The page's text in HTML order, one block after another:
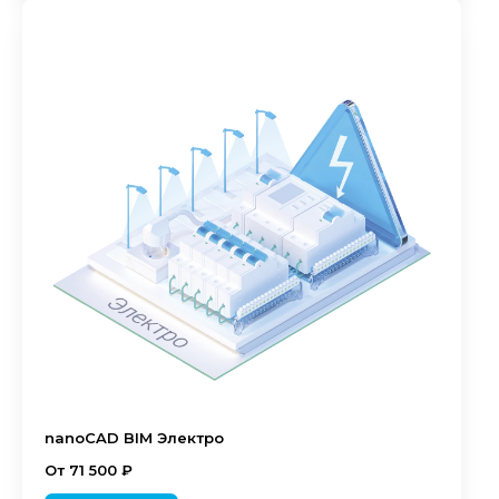
nanoCAD BIM Электро
От 71 500 ₽